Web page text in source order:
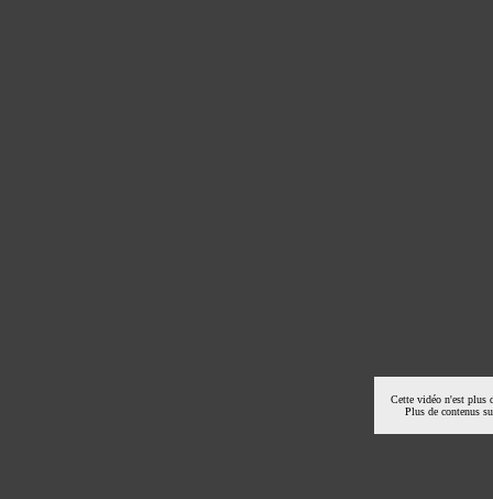
Cette vidéo n'est plus
Plus de contenus